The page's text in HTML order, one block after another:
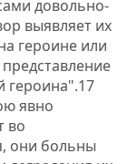
довольно-
выявляет их
героине или
героина".17
явно
во
они больны